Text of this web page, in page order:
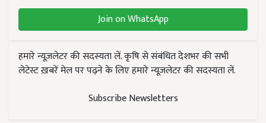
Join on WhatsApp
हमारे न्यूज़लेटर की सदस्यता लें. कृषि से संबंधित देशभर की सभी
लेटेस्ट ख़बरें मेल पर पढ़ने के लिए हमारे न्यूज़लेटर की सदस्यता लें.
Subscribe Newsletters